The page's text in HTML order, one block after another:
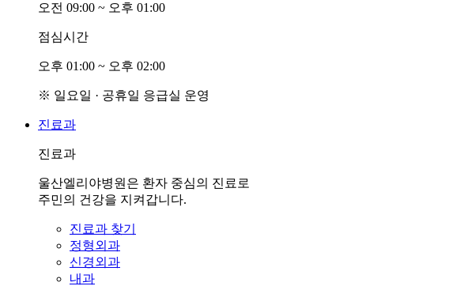
오전 09:00 ~ 오후 01:00
점심시간
오후 01:00 ~ 오후 02:00
※ 일요일 · 공휴일 응급실 운영
진료과
진료과
울산엘리야병원은 환자 중심의 진료로
주민의 건강을 지켜갑니다.
진료과 찾기
정형외과
신경외과
내과